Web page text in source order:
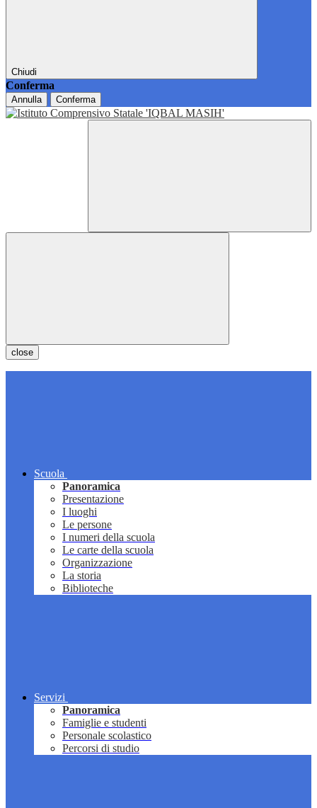
Chiudi
Conferma
Annulla Conferma
close
Scuola
Panoramica
Presentazione
I luoghi
Le persone
I numeri della scuola
Le carte della scuola
Organizzazione
La storia
Biblioteche
Servizi
Panoramica
Famiglie e studenti
Personale scolastico
Percorsi di studio